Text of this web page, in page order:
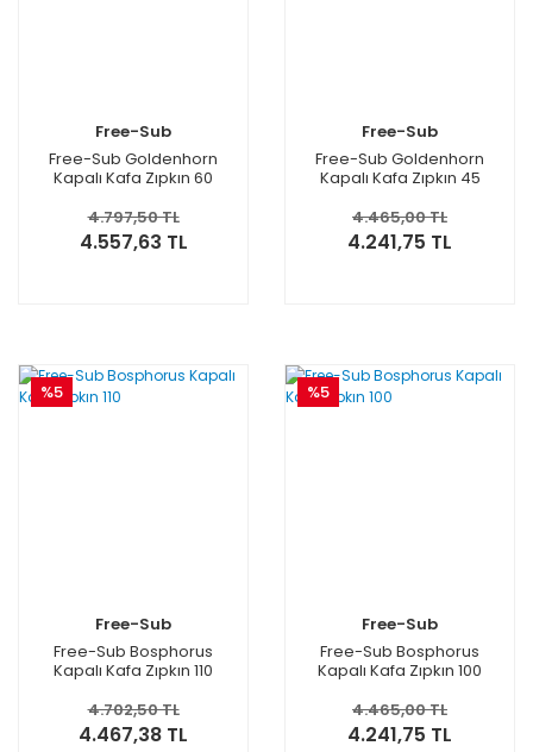
Free-Sub
Free-Sub Goldenhorn
Kapalı Kafa Zıpkın 60
4.797,50 TL
4.557,63 TL
Free-Sub
Free-Sub Goldenhorn
Kapalı Kafa Zıpkın 45
4.465,00 TL
4.241,75 TL
%5
Free-Sub
Free-Sub Bosphorus
Kapalı Kafa Zıpkın 110
4.702,50 TL
4.467,38 TL
%5
Free-Sub
Free-Sub Bosphorus
Kapalı Kafa Zıpkın 100
4.465,00 TL
4.241,75 TL